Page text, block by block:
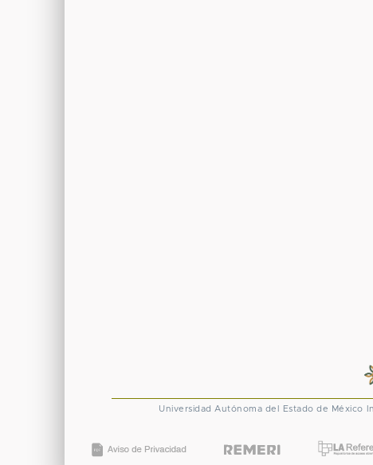
Universidad Autónoma del Estado de México